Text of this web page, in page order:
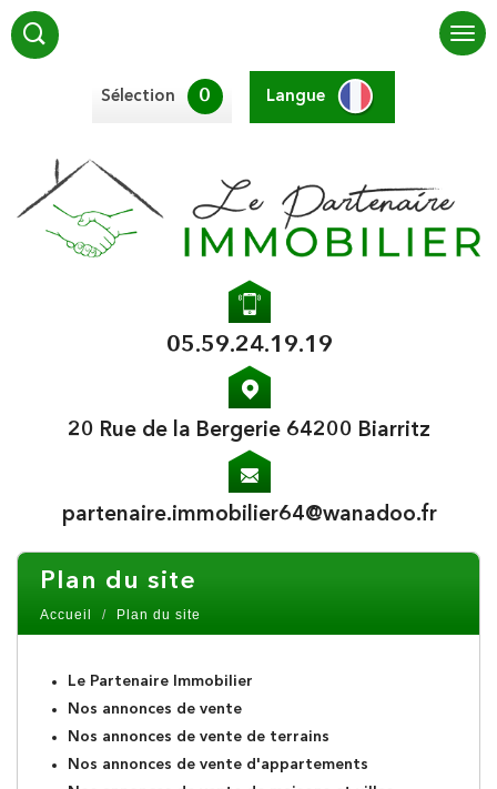
Sélection 0 Langue
05.59.24.19.19
20 Rue de la Bergerie 64200 Biarritz
partenaire.immobilier64@wanadoo.fr
plan du site
Accueil Plan du site
Le Partenaire Immobilier
Nos annonces de vente
Nos annonces de vente de terrains
Nos annonces de vente d'appartements